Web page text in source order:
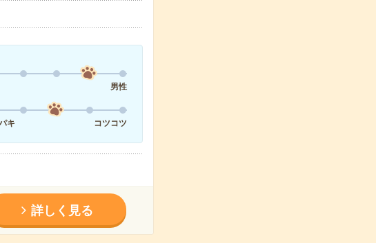
男性
キ
コツコツ
詳しく見る